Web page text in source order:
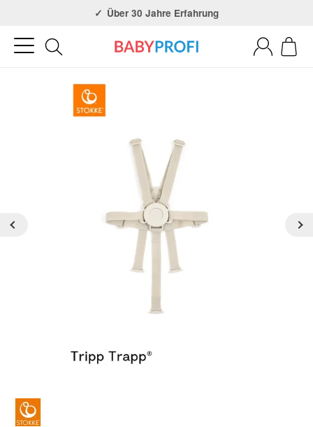
Über 30 Jahre Erfahrung 3x in NRW